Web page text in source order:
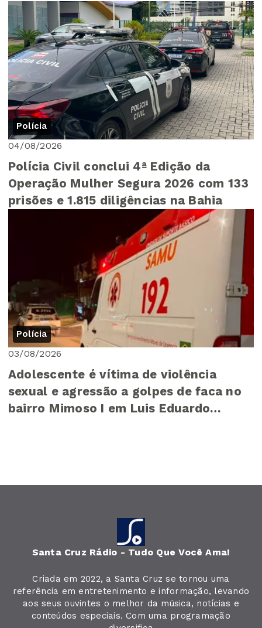
do Zeca
Polícia
04/08/2026
Polícia Civil conclui 4ª Edição da
Operação Mulher Segura 2026 com 133
prisões e 1.815 diligências na Bahia
Polícia
03/08/2026
Adolescente é vítima de violência
sexual e agressão a golpes de faca no
bairro Mimoso I em Luis Eduardo
Santa Cruz Rádio - Tudo Que Você Ama!
Criada em 2022, a Santa Cruz se tornou uma
referência em entretenimento e informação, levando
aos seus ouvintes o melhor da música, notícias e
conteúdos especiais. Com uma programação